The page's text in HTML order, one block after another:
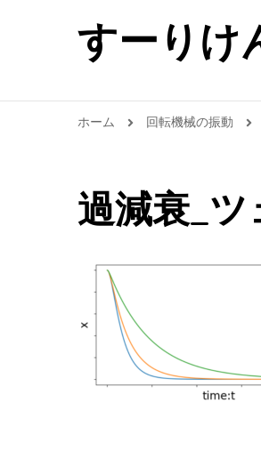
すーりけ
ホーム 回転機械の振動
過減衰_